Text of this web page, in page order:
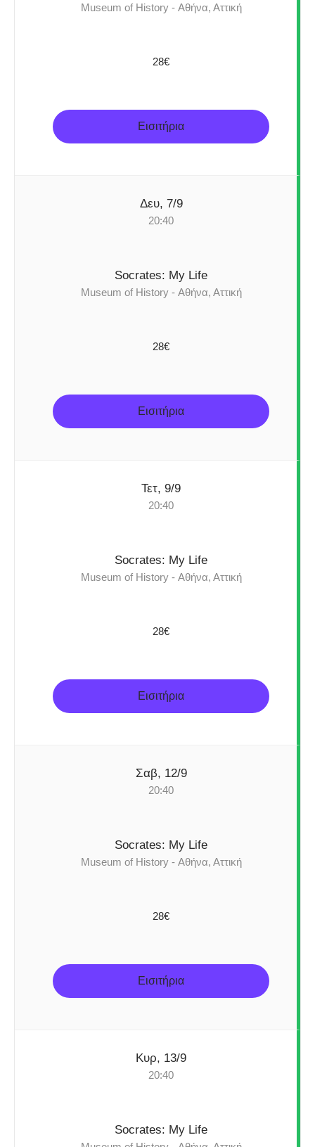
Museum of History - Αθήνα, Αττική
28€
Εισιτήρια
Δευ, 7/9
20:40
Socrates: My Life
Museum of History - Αθήνα, Αττική
28€
Εισιτήρια
Τετ, 9/9
20:40
Socrates: My Life
Museum of History - Αθήνα, Αττική
28€
Εισιτήρια
Σαβ, 12/9
20:40
Socrates: My Life
Museum of History - Αθήνα, Αττική
28€
Εισιτήρια
Κυρ, 13/9
20:40
Socrates: My Life